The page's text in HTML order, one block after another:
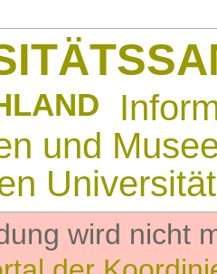
und
wird nicht